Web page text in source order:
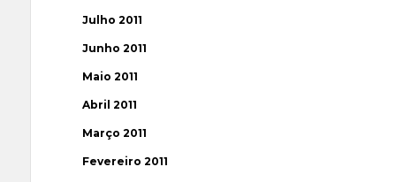
Julho 2011
Junho 2011
Maio 2011
Abril 2011
Março 2011
Fevereiro 2011